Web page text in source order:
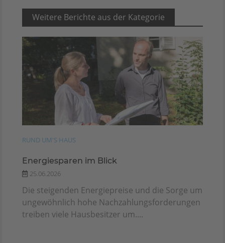
Weitere Berichte aus der Kategorie
RUND UM'S HAUS
Energiesparen im Blick
25.06.2026
Die steigenden Energiepreise und die Sorge um
ungewöhnlich hohe Nachzahlungsforderungen
treiben viele Hausbesitzer um....